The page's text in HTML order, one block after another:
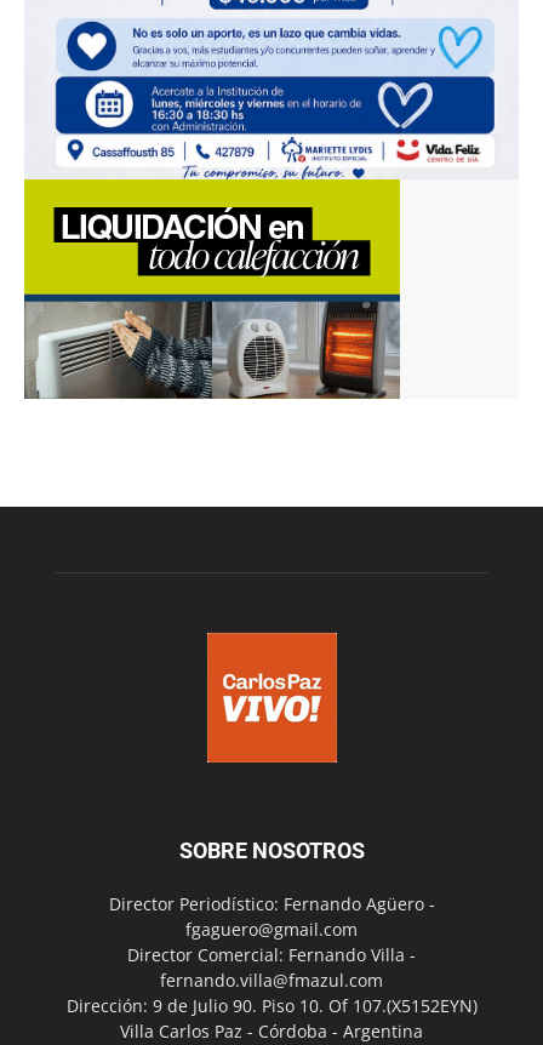
SOBRE NOSOTROS
Director Periodístico: Fernando Agüero -
fgaguero@gmail.com
Director Comercial: Fernando Villa -
fernando.villa@fmazul.com
Dirección: 9 de Julio 90. Piso 10. Of 107.(X5152EYN)
Villa Carlos Paz - Córdoba - Argentina